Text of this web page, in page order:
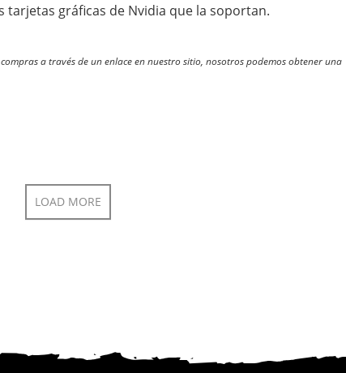
gráficas de Nvidia que la soportan.
a través de un enlace en nuestro sitio, nosotros podemos obtener una
LOAD MORE